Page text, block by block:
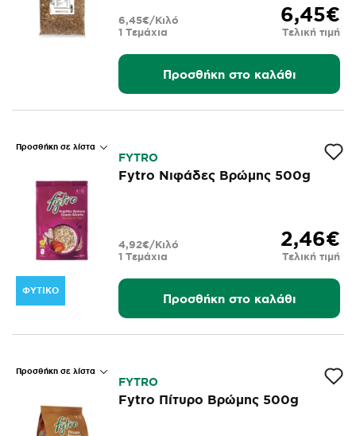
6,45€
Τελική τιμή
1 Τεμάχια
6,45€/Κιλό
Προσθήκη στο καλάθι
Προσθήκη σε λίστα
ΦΥΤΙΚΌ
FYTRO
Fytro Νιφάδες Βρώμης 500g
2,46€
Τελική τιμή
1 Τεμάχια
4,92€/Κιλό
Προσθήκη στο καλάθι
Προσθήκη σε λίστα
FYTRO
Fytro Πίτυρο Βρώμης 500g